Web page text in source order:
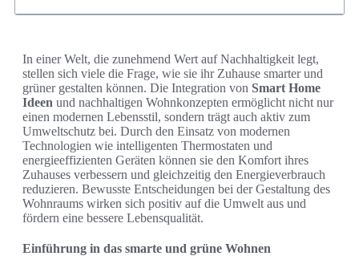
In einer Welt, die zunehmend Wert auf Nachhaltigkeit legt,
stellen sich viele die Frage, wie sie ihr Zuhause smarter und
grüner gestalten können. Die Integration von Smart Home
Ideen und nachhaltigen Wohnkonzepten ermöglicht nicht nur
einen modernen Lebensstil, sondern trägt auch aktiv zum
Umweltschutz bei. Durch den Einsatz von modernen
Technologien wie intelligenten Thermostaten und
energieeffizienten Geräten können sie den Komfort ihres
Zuhauses verbessern und gleichzeitig den Energieverbrauch
reduzieren. Bewusste Entscheidungen bei der Gestaltung des
Wohnraums wirken sich positiv auf die Umwelt aus und
fördern eine bessere Lebensqualität.
Einführung in das smarte und grüne Wohnen